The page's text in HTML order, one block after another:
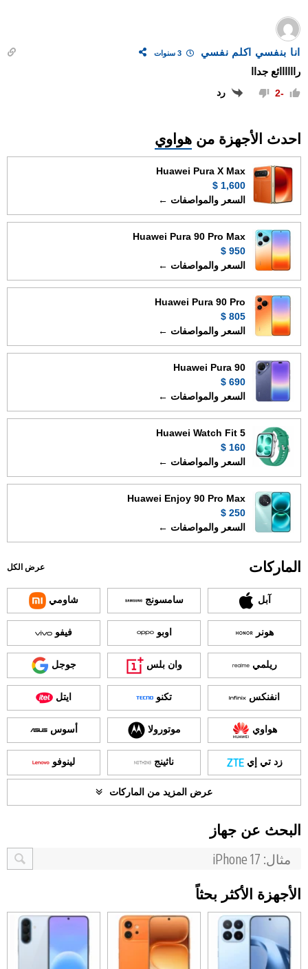
انا بنفسي اكلم نفسي 3 سنوات
راااااائع جداا
-2 رد
احدث الأجهزة من هواوي
Huawei Pura X Max
1,600 $
السعر والمواصفات ←
Huawei Pura 90 Pro Max
950 $
السعر والمواصفات ←
Huawei Pura 90 Pro
805 $
السعر والمواصفات ←
Huawei Pura 90
690 $
السعر والمواصفات ←
Huawei Watch Fit 5
160 $
السعر والمواصفات ←
Huawei Enjoy 90 Pro Max
250 $
السعر والمواصفات ←
الماركات عرض الكل
آبل سامسونج شاومي
هونر اوبو فيفو
ريلمي وان بلس جوجل
انفنكس تكنو ايتل
هواوي موتورولا أسوس
زد تي إي ناثينج لينوفو
عرض المزيد من الماركات
البحث عن جهاز
الأجهزة الأكثر بحثاً